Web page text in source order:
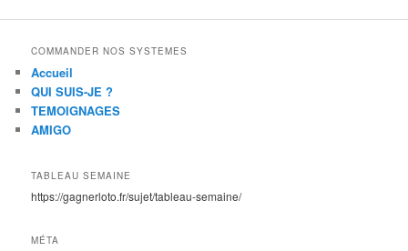
COMMANDER NOS SYSTEMES
Accueil
QUI SUIS-JE ?
TEMOIGNAGES
AMIGO
TABLEAU SEMAINE
https://gagnerloto.fr/sujet/tableau-semaine/
MÉTA